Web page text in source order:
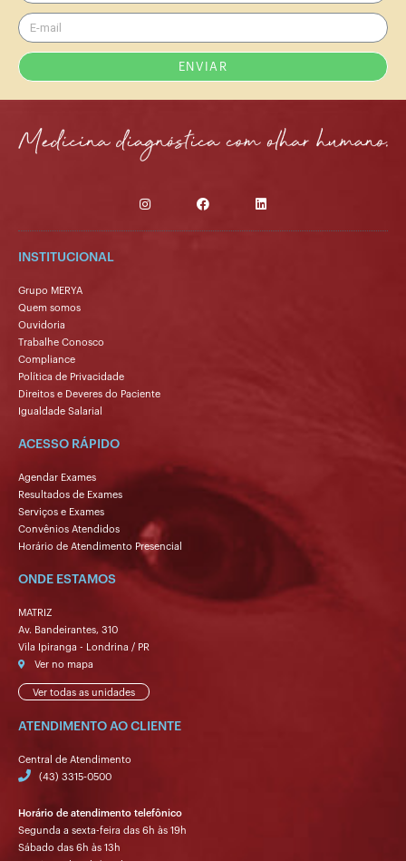
ENVIAR
INSTITUCIONAL
Grupo MERYA
Quem somos
Ouvidoria
Trabalhe Conosco
Compliance
Política de Privacidade
Direitos e Deveres do Paciente
Igualdade Salarial
ACESSO RÁPIDO
Agendar Exames
Resultados de Exames
Serviços e Exames
Convênios Atendidos
Horário de Atendimento Presencial
ONDE ESTAMOS
MATRIZ
Av. Bandeirantes, 310
Vila Ipiranga - Londrina / PR
Ver no mapa
Ver todas as unidades
ATENDIMENTO AO CLIENTE
Central de Atendimento
(43) 3315-0500
Horário de atendimento telefônico
Segunda a sexta-feira das 6h às 19h
Sábado das 6h às 13h